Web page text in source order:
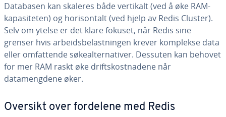
Databasen kan skaleres både vertikalt (ved å øke RAM-
kapasiteten) og horisontalt (ved hjelp av Redis Cluster).
Selv om ytelse er det klare fokuset, når Redis sine
grenser hvis arbeidsbelastningen krever komplekse data
eller omfattende søkealternativer. Dessuten kan behovet
for mer RAM raskt øke driftskostnadene når
datamengdene øker.
Oversikt over fordelene med Redis